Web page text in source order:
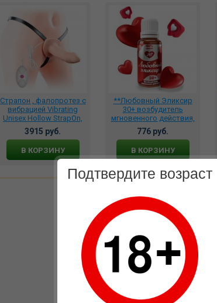
Страпон , фалопротез с
вибрацией Vibrating
Unisex Hollow StrapOn,
LV3002
3915 руб.
В КОРЗИНУ
**Любовный Эликсир
30+ возбудитель
мгновенного действия,
ЛЭ-02
776 руб.
В КОРЗИНУ
Подтвердите возраст